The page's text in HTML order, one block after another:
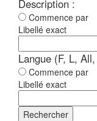
Description :
Commence par
Libellé exact
Langue (F, L,
Commence par
Libellé exact
Rechercher